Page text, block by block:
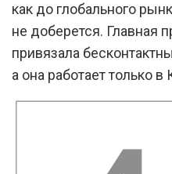
как до глобального
не доберется. Главная
привязала
а она работает только в